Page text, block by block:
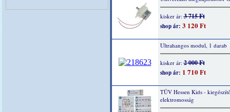
kisker ár:3 715 Ft
shop ár: 3 120 Ft
Ultrahangos modul, 1 darab
kisker ár:2 000 Ft
shop ár: 1 710 Ft
TÜV Hessen Kids -
elektromosság